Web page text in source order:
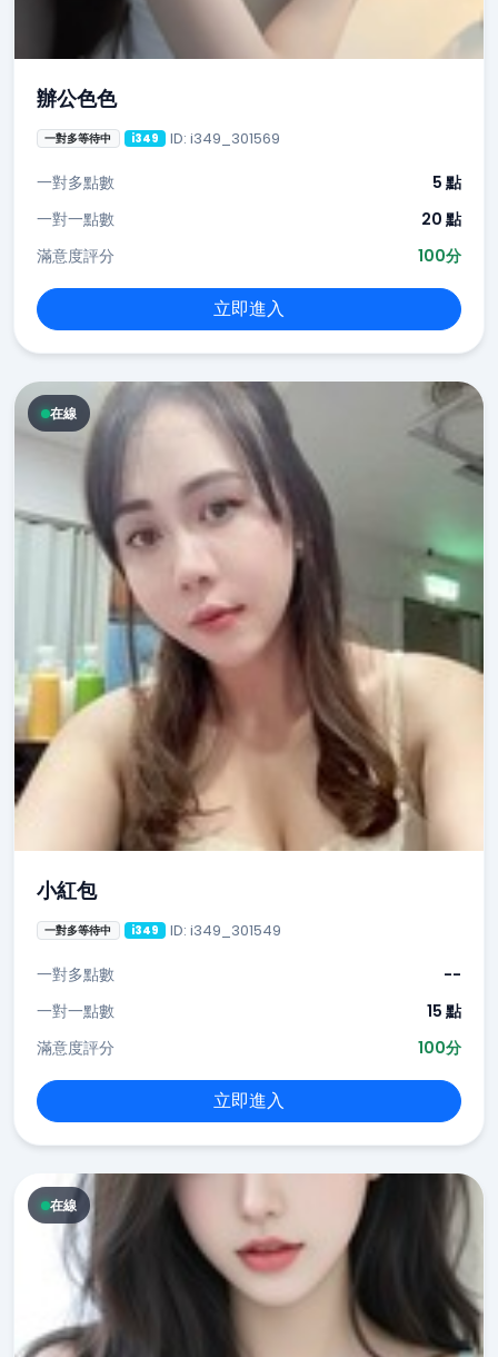
辦公色色
一對多等待中 i349 ID: i349_301569
一對多點數
5 點
一對一點數
20 點
滿意度評分
100分
立即進入
在線
小紅包
一對多等待中 i349 ID: i349_301549
一對多點數
--
一對一點數
15 點
滿意度評分
100分
立即進入
在線